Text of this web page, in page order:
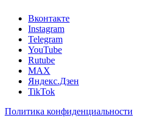
Вконтакте
Instagram
Telegram
YouTube
Rutube
MAX
Яндекс.Дзен
TikTok
Политика конфиденциальности